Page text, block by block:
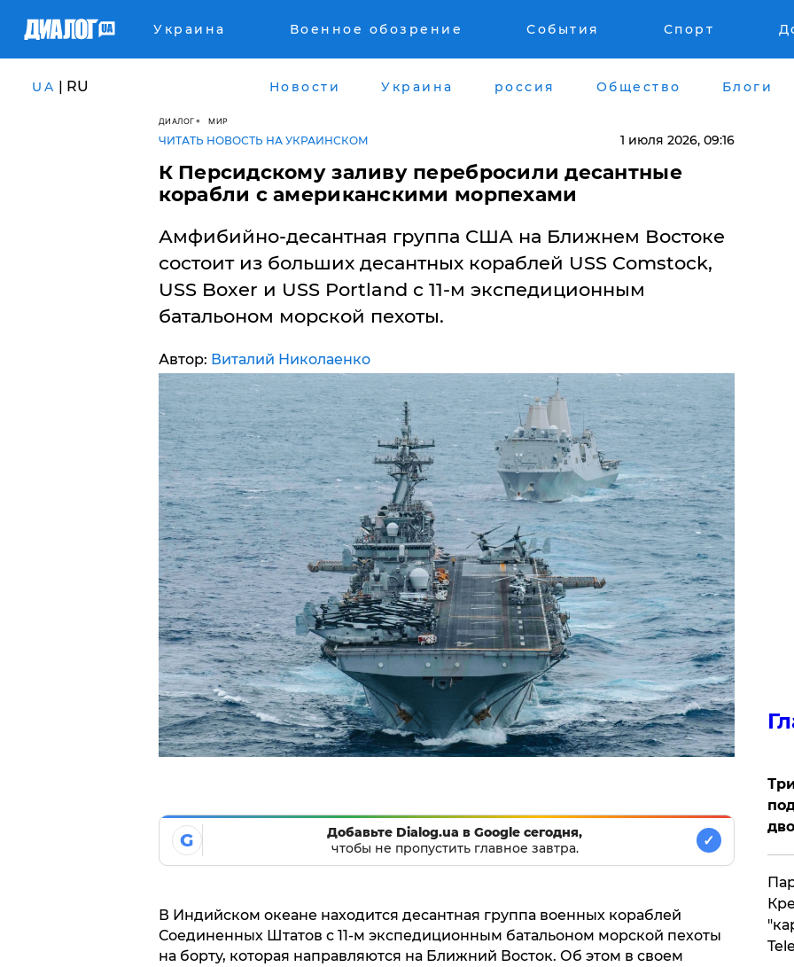
Украина Военное обозрение События Спорт
UA | RU Новости Украина россия Общество Блоги
ДИАЛОГ МИР
ЧИТАТЬ НОВОСТЬ НА УКРАИНСКОМ 1 июля 2026, 09:16
К Персидскому заливу перебросили десантные
корабли с американскими морпехами
Амфибийно-десантная группа США на Ближнем Востоке
состоит из больших десантных кораблей USS Comstock,
USS Boxer и USS Portland с 11-м экспедиционным
батальоном морской пехоты.
Автор: Виталий Николаенко
G
Добавьте Dialog.ua в Google сегодня,
чтобы не пропустить главное завтра.
✓
В Индийском океане находится десантная группа военных кораблей
Соединенных Штатов с 11-м экспедиционным батальоном морской пехоты
на борту, которая направляются на Ближний Восток. Об этом в своем